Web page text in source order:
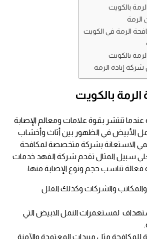
بالكويت
الرمة في الكويت
بالكويت
إبادة الرمة
بالكويت
عندما تنتشر بقوة علامات ومعالم الإصابة
الأبيض في الظهور بين أثاث وأخشاب
الاستعانة بشركة متخصصة لمكافحة
سبيل المثال تقدم شركة الفهد خدمات
تناسب حجم ونوع الإصابة منها:
والمكاتب والشركات وكذلك الفلل
لمستعمرات النمل الابيض التي
للمكافحة مثل مبيدات المعتمدة والآمنة